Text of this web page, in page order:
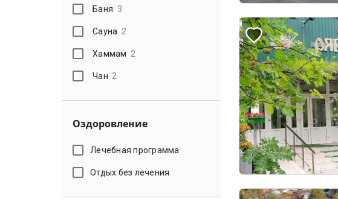
Баня 3
Сауна 2
Хаммам 2
Чан 2
Оздоровление
Лечебная программа
Отдых без лечения